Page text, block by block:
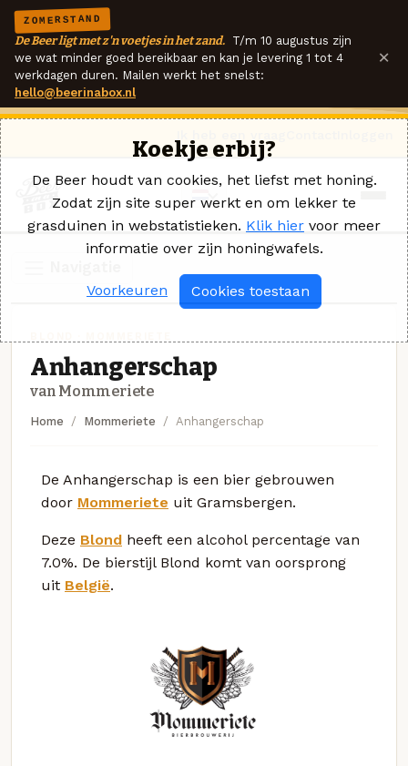
ZOMERSTAND
De Beer ligt met z'n voetjes in het zand. T/m 10 augustus zijn
we wat minder goed bereikbaar en kan je levering 1 tot 4
werkdagen duren. Mailen werkt het snelst:
hello@beerinabox.nl
×
Anhangerschap
van Mommeriete
Home Mommeriete Anhangerschap
De Anhangerschap is een bier gebrouwen
door Mommeriete uit Gramsbergen.
Deze Blond heeft een alcohol percentage van
7.0%. De bierstijl Blond komt van oorsprong
uit België.
Koekje erbij?
De Beer houdt van cookies, het liefst met honing.
Zodat zijn site super werkt en om lekker te
grasduinen in webstatistieken. Klik hier voor meer
informatie over zijn honingwafels.
Voorkeuren Cookies toestaan